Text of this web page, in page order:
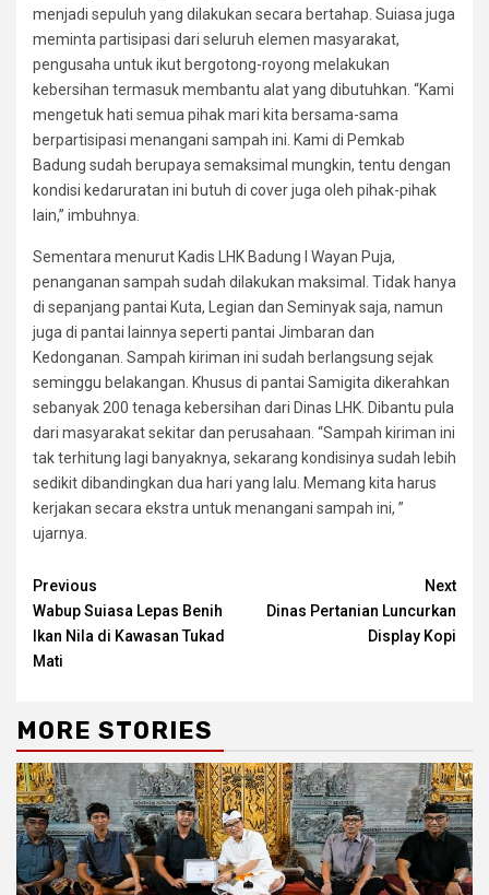
menjadi sepuluh yang dilakukan secara bertahap. Suiasa juga
meminta partisipasi dari seluruh elemen masyarakat,
pengusaha untuk ikut bergotong-royong melakukan
kebersihan termasuk membantu alat yang dibutuhkan. “Kami
mengetuk hati semua pihak mari kita bersama-sama
berpartisipasi menangani sampah ini. Kami di Pemkab
Badung sudah berupaya semaksimal mungkin, tentu dengan
kondisi kedaruratan ini butuh di cover juga oleh pihak-pihak
lain,” imbuhnya.
Sementara menurut Kadis LHK Badung I Wayan Puja,
penanganan sampah sudah dilakukan maksimal. Tidak hanya
di sepanjang pantai Kuta, Legian dan Seminyak saja, namun
juga di pantai lainnya seperti pantai Jimbaran dan
Kedonganan. Sampah kiriman ini sudah berlangsung sejak
seminggu belakangan. Khusus di pantai Samigita dikerahkan
sebanyak 200 tenaga kebersihan dari Dinas LHK. Dibantu pula
dari masyarakat sekitar dan perusahaan. “Sampah kiriman ini
tak terhitung lagi banyaknya, sekarang kondisinya sudah lebih
sedikit dibandingkan dua hari yang lalu. Memang kita harus
kerjakan secara ekstra untuk menangani sampah ini, ”
ujarnya.
Continue
Reading
Previous
Wabup Suiasa Lepas Benih
Ikan Nila di Kawasan Tukad
Mati
Next
Dinas Pertanian Luncurkan
Display Kopi
MORE STORIES